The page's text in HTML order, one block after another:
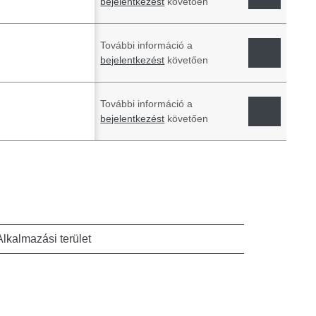
További információ a
bejelentkezést követően
További információ a
bejelentkezést követően
terület